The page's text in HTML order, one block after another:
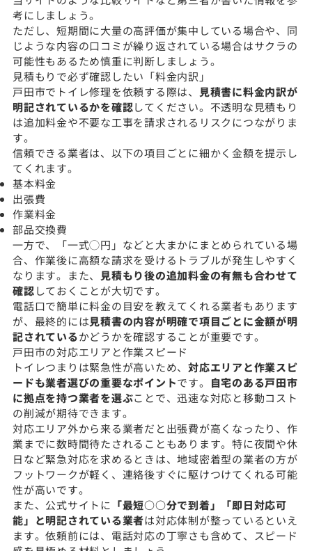
考にしましょう。
ただし、短期間に大量の高評価が集中している場合や、同
じような内容の口コミが繰り返されている場合はサクラの
可能性もあるため慎重に判断しましょう。
見積もりで必ず確認したい「料金内訳」
戸田市でトイレ修理を依頼する際は、
見積書に料金内訳が
明記されているかを確認してください。不透明な見積もり
は追加料金や不要な工事を請求されるリスクにつながりま
す。
信頼できる業者は、以下の項目ごとに細かく金額を提示し
てくれます。
基本料金
出張費
作業料金
部品交換費
一方で、「一式◯円」などと大まかにまとめられている場
合、作業後に高額な請求を受けるトラブルが発生しやすく
なります。また、 見積もり後の追加料金の有無も合わせて
確認しておくことが大切です。
電話口で簡単に料金の目安を教えてくれる業者もあります
が、最終的には見積書の内容が明確で項目ごとに金額が明
記されているかどうかを確認することが重要です。
戸田市の対応エリアと作業スピード
トイレつまりは緊急性が高いため、 対応エリアと作業スピ
ードも業者選びの重要なポイントです。 自宅のある戸田市
に拠点を持つ業者を選ぶことで、迅速な対応と移動コスト
の削減が期待できます。
対応エリア外から来る業者だと出張費が高くなったり、作
業までに数時間待たされることもあります。特に夜間や休
日など緊急対応を求めるときは、地域密着型の業者の方が
フットワークが軽く、連絡後すぐに駆けつけてくれる可能
性が高いです。
また、公式サイトに 「最短○○分で到着」「即日対応可
能」と明記されている業者は対応体制が整っているといえ
ます。依頼前には、電話対応の丁寧さも含めて、スピード